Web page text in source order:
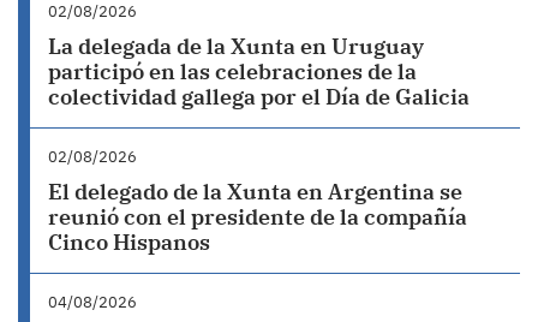
02/08/2026
La delegada de la Xunta en Uruguay
participó en las celebraciones de la
colectividad gallega por el Día de Galicia
02/08/2026
El delegado de la Xunta en Argentina se
reunió con el presidente de la compañía
Cinco Hispanos
04/08/2026